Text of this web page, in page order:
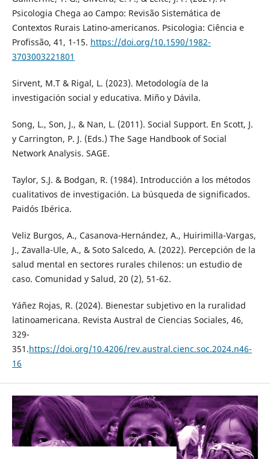
Psicologia Chega ao Campo: Revisão Sistemática de
Contextos Rurais Latino-americanos. Psicologia: Ciência e
Profissão, 41, 1-15. https://doi.org/10.1590/1982-
3703003221801
Sirvent, M.T & Rigal, L. (2023). Metodología de la
investigación social y educativa. Miño y Dávila.
Song, L., Son, J., & Nan, L. (2011). Social Support. En Scott, J.
y Carrington, P. J. (Eds.) The Sage Handbook of Social
Network Analysis. SAGE.
Taylor, S.J. & Bodgan, R. (1984). Introducción a los métodos
cualitativos de investigación. La búsqueda de significados.
Paidós Ibérica.
Veliz Burgos, A., Casanova-Hernández, A., Huirimilla-Vargas,
J., Zavalla-Ule, A., & Soto Salcedo, A. (2022). Percepción de la
salud mental en sectores rurales chilenos: un estudio de
caso. Comunidad y Salud, 20 (2), 51-62.
Yáñez Rojas, R. (2024). Bienestar subjetivo en la ruralidad
latinoamericana. Revista Austral de Ciencias Sociales, 46,
329-
351.https://doi.org/10.4206/rev.austral.cienc.soc.2024.n46-
16